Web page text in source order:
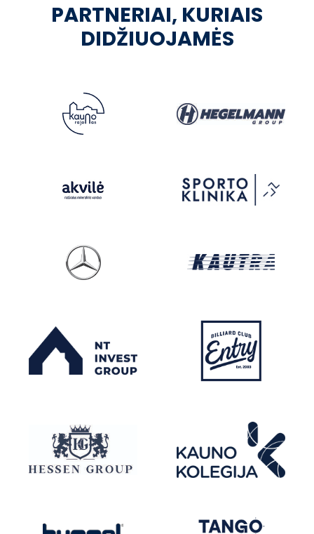
PARTNERIAI, KURIAIS
DIDŽIUOJAMĖS